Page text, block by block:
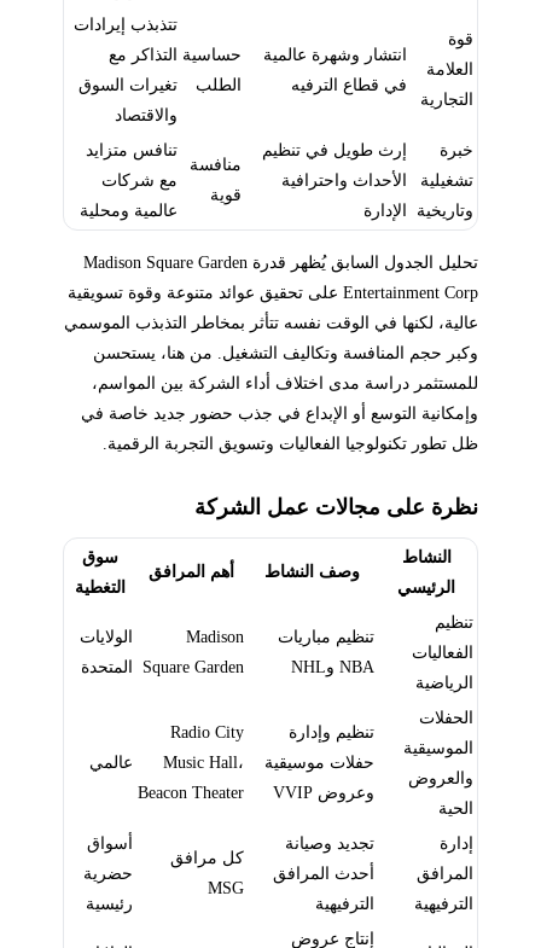
قوة
العلامة
التجارية
انتشار وشهرة عالمية
في قطاع الترفيه
حساسية
الطلب
تتذبذب إيرادات
التذاكر مع
تغيرات السوق
والاقتصاد
خبرة
تشغيلية
وتاريخية
إرث طويل في تنظيم
الأحداث واحترافية
الإدارة
منافسة
قوية
تنافس متزايد
مع شركات
عالمية ومحلية
تحليل الجدول السابق يُظهر قدرة Madison Square Garden
Entertainment Corp على تحقيق عوائد متنوعة وقوة تسويقية
عالية، لكنها في الوقت نفسه تتأثر بمخاطر التذبذب الموسمي
وكبر حجم المنافسة وتكاليف التشغيل. من هنا، يستحسن
للمستثمر دراسة مدى اختلاف أداء الشركة بين المواسم،
وإمكانية التوسع أو الإبداع في جذب حضور جديد خاصة في
ظل تطور تكنولوجيا الفعاليات وتسويق التجربة الرقمية.
نظرة على مجالات عمل الشركة
النشاط
الرئيسي
وصف النشاط أهم المرافق
سوق
التغطية
تنظيم
الفعاليات
الرياضية
تنظيم مباريات
NBA وNHL
Madison
Square Garden
الولايات
المتحدة
الحفلات
الموسيقية
والعروض
الحية
تنظيم وإدارة
حفلات موسيقية
وعروض VVIP
Radio City
Music Hall،
Beacon Theater
عالمي
إدارة
المرافق
الترفيهية
تجديد وصيانة
أحدث المرافق
الترفيهية
كل مرافق
MSG
أسواق
حضرية
رئيسية
إنتاج عروض